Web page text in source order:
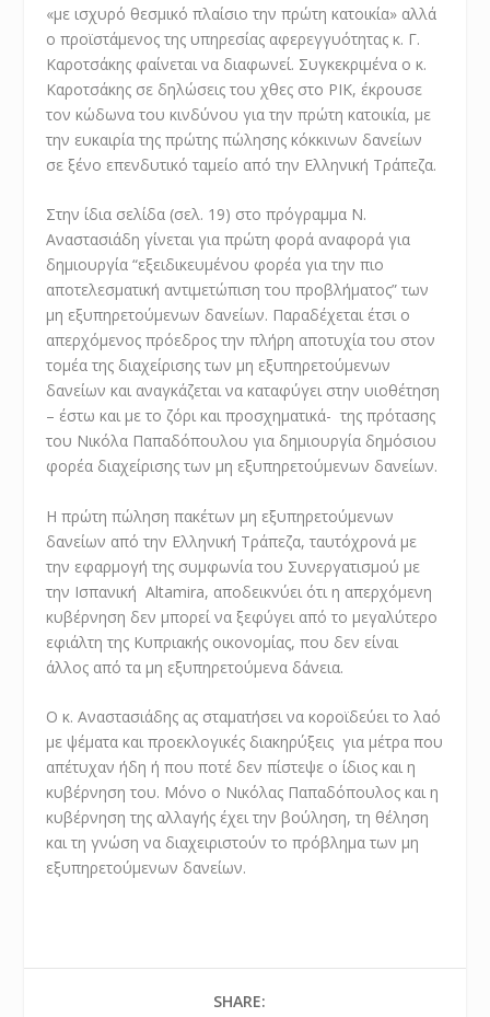
«με ισχυρό θεσμικό πλαίσιο την πρώτη κατοικία» αλλά
ο προϊστάμενος της υπηρεσίας αφερεγγυότητας κ. Γ.
Καροτσάκης φαίνεται να διαφωνεί. Συγκεκριμένα ο κ.
Καροτσάκης σε δηλώσεις του χθες στο ΡΙΚ, έκρουσε
τον κώδωνα του κινδύνου για την πρώτη κατοικία, με
την ευκαιρία της πρώτης πώλησης κόκκινων δανείων
σε ξένο επενδυτικό ταμείο από την Ελληνική Τράπεζα.
Στην ίδια σελίδα (σελ. 19) στο πρόγραμμα Ν.
Αναστασιάδη γίνεται για πρώτη φορά αναφορά για
δημιουργία “εξειδικευμένου φορέα για την πιο
αποτελεσματική αντιμετώπιση του προβλήματος” των
μη εξυπηρετούμενων δανείων. Παραδέχεται έτσι ο
απερχόμενος πρόεδρος την πλήρη αποτυχία του στον
τομέα της διαχείρισης των μη εξυπηρετούμενων
δανείων και αναγκάζεται να καταφύγει στην υιοθέτηση
– έστω και με το ζόρι και προσχηματικά- της πρότασης
του Νικόλα Παπαδόπουλου για δημιουργία δημόσιου
φορέα διαχείρισης των μη εξυπηρετούμενων δανείων.
Η πρώτη πώληση πακέτων μη εξυπηρετούμενων
δανείων από την Ελληνική Τράπεζα, ταυτόχρονά με
την εφαρμογή της συμφωνία του Συνεργατισμού με
την ΙσπανικήAltamira, αποδεικνύει ότι η απερχόμενη
κυβέρνηση δεν μπορεί να ξεφύγει από το μεγαλύτερο
εφιάλτη της Κυπριακής οικονομίας, που δεν είναι
άλλος από τα μη εξυπηρετούμενα δάνεια.
Ο κ. Αναστασιάδης ας σταματήσει να κοροϊδεύει το λαό
με ψέματα και προεκλογικές διακηρύξεις για μέτρα που
απέτυχαν ήδη ή που ποτέ δεν πίστεψε ο ίδιος και η
κυβέρνηση του. Μόνο ο Νικόλας Παπαδόπουλος και η
κυβέρνηση της αλλαγής έχει την βούληση, τη θέληση
και τη γνώση να διαχειριστούν το πρόβλημα των μη
εξυπηρετούμενων δανείων.
SHARE: